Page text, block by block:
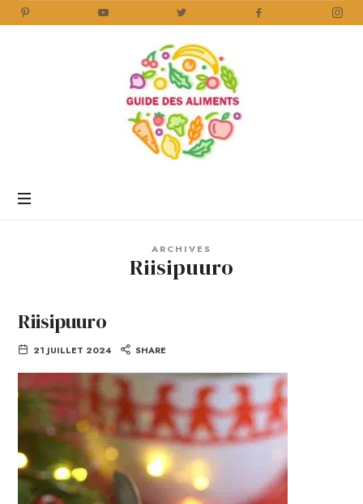
Aliments
ARCHIVES
Riisipuuro
Riisipuuro
21 JUILLET 2024 SHARE